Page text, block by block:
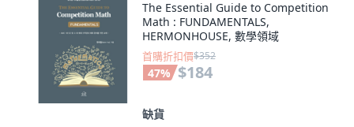
The Essential Guide to Competition
Math : FUNDAMENTALS,
HERMONHOUSE, 數學領域
首購折扣價$352
47% $184
缺貨